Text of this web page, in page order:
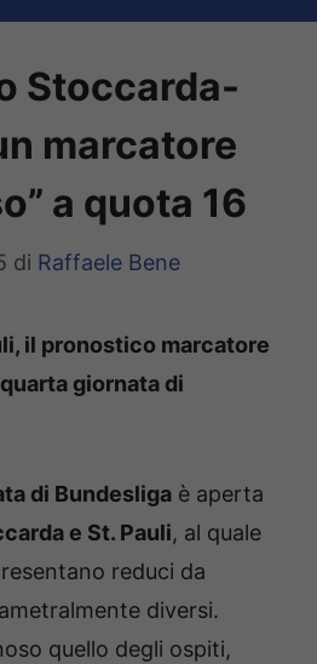
Stoccarda-
marcatore
a quota 16
di Raffaele Bene
il pronostico marcatore
giornata di
di Bundesliga è aperta
e St. Pauli, al quale
reduci da
diversi.
quello degli ospiti,